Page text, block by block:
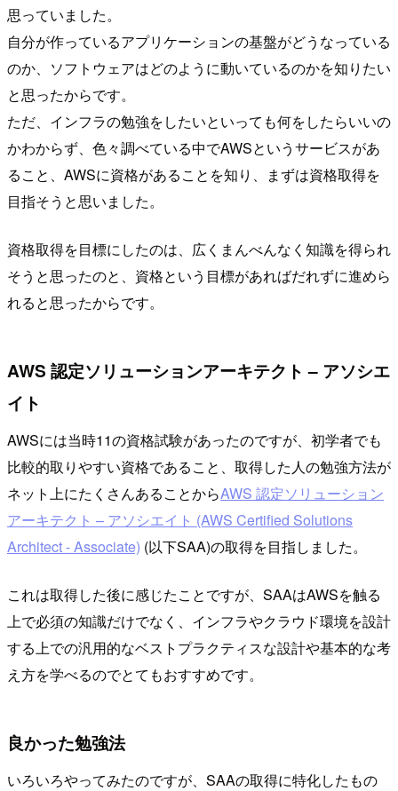
思っていました。
自分が作っているアプリケーションの基盤がどうなっている
のか、ソフトウェアはどのように動いているのかを知りたい
と思ったからです。
ただ、インフラの勉強をしたいといっても何をしたらいいの
かわからず、色々調べている中でAWSというサービスがあ
ること、AWSに資格があることを知り、まずは資格取得を
目指そうと思いました。
資格取得を目標にしたのは、広くまんべんなく知識を得られ
そうと思ったのと、資格という目標があればだれずに進めら
れると思ったからです。
AWS 認定ソリューションアーキテクト – アソシエ
イト
AWSには当時11の資格試験があったのですが、初学者でも
比較的取りやすい資格であること、取得した人の勉強方法が
ネット上にたくさんあることからAWS 認定ソリューション
アーキテクト – アソシエイト (AWS Certified Solutions
Architect - Associate) (以下SAA)の取得を目指しました。
これは取得した後に感じたことですが、SAAはAWSを触る
上で必須の知識だけでなく、インフラやクラウド環境を設計
する上での汎用的なベストプラクティスな設計や基本的な考
え方を学べるのでとてもおすすめです。
良かった勉強法
いろいろやってみたのですが、SAAの取得に特化したもの